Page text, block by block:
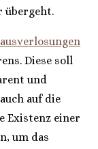
übergeht.
Diese soll
und
auf die
Existenz einer
um das